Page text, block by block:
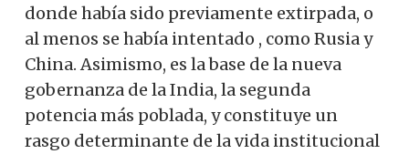
donde había sido previamente extirpada, o
al menos se había intentado , como Rusia y
China. Asimismo, es la base de la nueva
gobernanza de la India, la segunda
potencia más poblada, y constituye un
rasgo determinante de la vida institucional